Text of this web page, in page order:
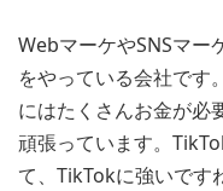
WebマーケやSNSマー
をやっている会社です
にはたくさんお金が必
頑張っています。
て、TikTokに強いです